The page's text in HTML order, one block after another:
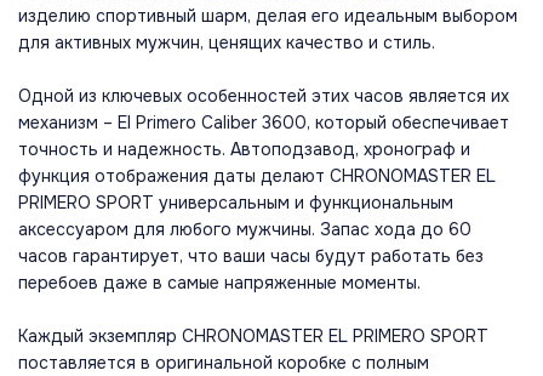
изделию спортивный шарм, делая его идеальным выбором
для активных мужчин, ценящих качество и стиль.
Одной из ключевых особенностей этих часов является их
механизм – El Primero Caliber 3600, который обеспечивает
точность и надежность. Автоподзавод, хронограф и
функция отображения даты делают CHRONOMASTER EL
PRIMERO SPORT универсальным и функциональным
аксессуаром для любого мужчины. Запас хода до 60
часов гарантирует, что ваши часы будут работать без
перебоев даже в самые напряженные моменты.
Каждый экземпляр CHRONOMASTER EL PRIMERO SPORT
поставляется в оригинальной коробке с полным